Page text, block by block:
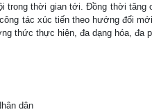
trong thời gian tới. Đồng thời tăng
tác xúc tiến theo hướng đổi
thức thực hiện, đa dạng hóa, đa
dân